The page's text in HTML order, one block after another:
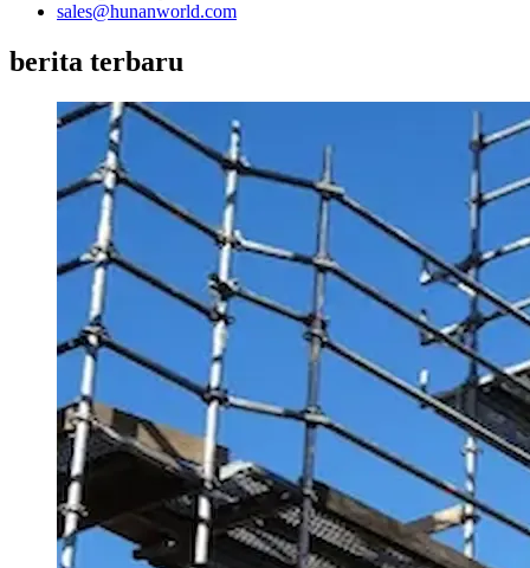
sales@hunanworld.com
berita terbaru